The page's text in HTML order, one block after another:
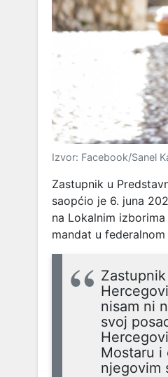
Izvor: Facebook/Sanel
Zastupnik u
saopćio je 6. juna
na Lokalnim
mandat u federalnom
nisam ni
svoj
Mostaru i
njegovim